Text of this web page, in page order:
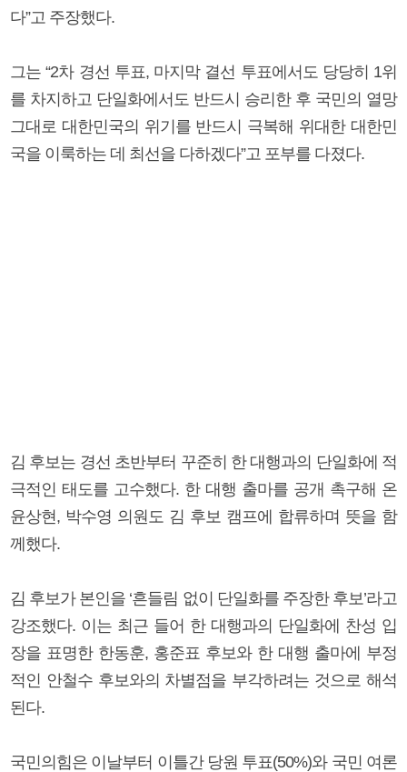
다”고 주장했다.
그는 “2차 경선 투표, 마지막 결선 투표에서도 당당히 1위
를 차지하고 단일화에서도 반드시 승리한 후 국민의 열망
그대로 대한민국의 위기를 반드시 극복해 위대한 대한민
국을 이룩하는 데 최선을 다하겠다”고 포부를 다졌다.
김 후보는 경선 초반부터 꾸준히 한 대행과의 단일화에 적
극적인 태도를 고수했다. 한 대행 출마를 공개 촉구해 온
윤상현, 박수영 의원도 김 후보 캠프에 합류하며 뜻을 함
께했다.
김 후보가 본인을 ‘흔들림 없이 단일화를 주장한 후보’라고
강조했다. 이는 최근 들어 한 대행과의 단일화에 찬성 입
장을 표명한 한동훈, 홍준표 후보와 한 대행 출마에 부정
적인 안철수 후보와의 차별점을 부각하려는 것으로 해석
된다.
국민의힘은 이날부터 이틀간 당원 투표(50%)와 국민 여론